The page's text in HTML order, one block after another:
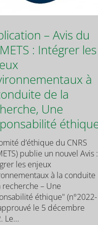
– Avis du
: Intégrer les
à
de la
Une
d’éthique du CNRS
publie un nouvel Avis :
les enjeux
à la conduite
recherche – Une
éthique" (n°2022-
le 5 décembre
Le...